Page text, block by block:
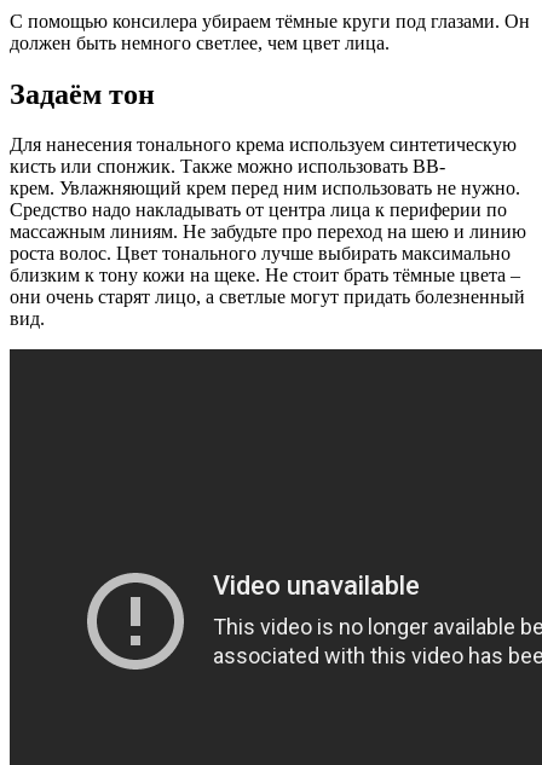
С помощью консилера убираем тёмные круги под глазами. Он
должен быть немного светлее, чем цвет лица.
Задаём тон
Для нанесения тонального крема используем синтетическую
кисть или спонжик. Также можно использовать ВВ-
крем. Увлажняющий крем перед ним использовать не нужно.
Средство надо накладывать от центра лица к периферии по
массажным линиям. Не забудьте про переход на шею и линию
роста волос. Цвет тонального лучше выбирать максимально
близким к тону кожи на щеке. Не стоит брать тёмные цвета –
они очень старят лицо, а светлые могут придать болезненный
вид.